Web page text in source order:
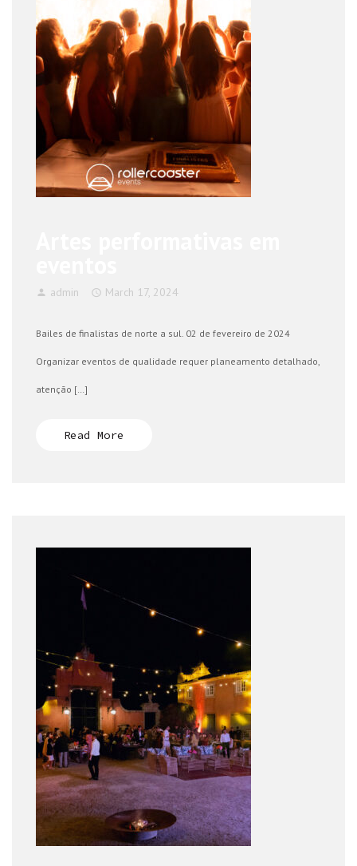
admin March 17, 2024
Bailes de finalistas de norte a sul. 02 de fevereiro de 2024
Organizar eventos de qualidade requer planeamento detalhado,
atenção […]
Read More